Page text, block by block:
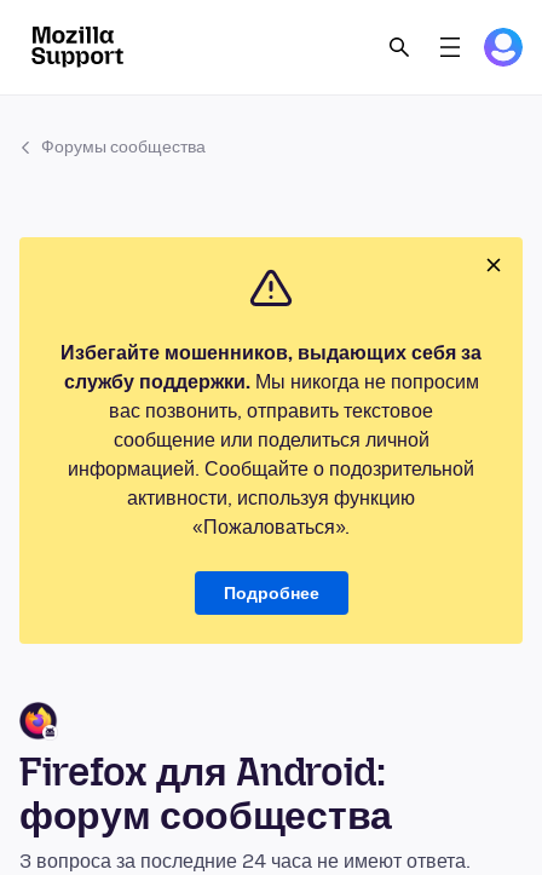
Форумы сообщества
Избегайте мошенников, выдающих себя за
службу поддержки.Мы никогда не попросим
вас позвонить, отправить текстовое
сообщение или поделиться личной
информацией. Сообщайте о подозрительной
активности, используя функцию
«Пожаловаться».
Подробнее
Firefox для Android:
форум сообщества
3 вопроса за последние 24 часа не имеют ответа.